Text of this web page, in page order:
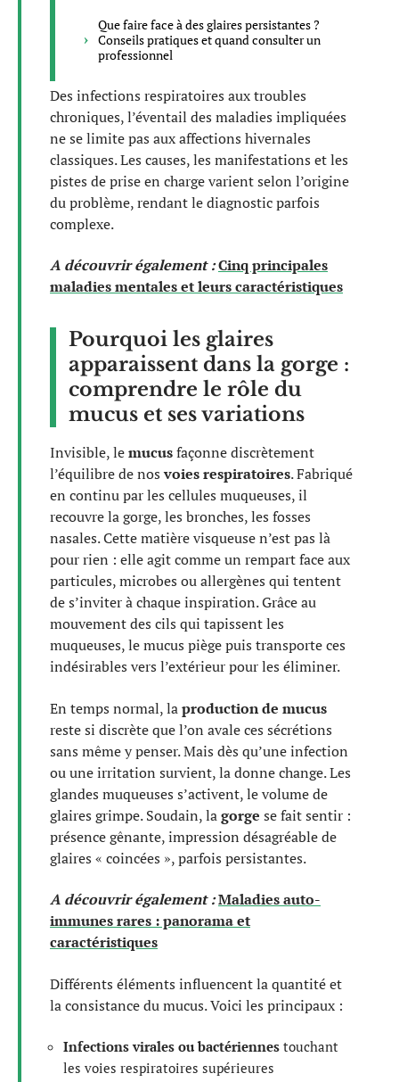
Que faire face à des glaires persistantes ?
Conseils pratiques et quand consulter un
professionnel
Des infections respiratoires aux troubles
chroniques, l’éventail des maladies impliquées
ne se limite pas aux affections hivernales
classiques. Les causes, les manifestations et les
pistes de prise en charge varient selon l’origine
du problème, rendant le diagnostic parfois
complexe.
A découvrir également :Cinq principales
maladies mentales et leurs caractéristiques
Pourquoi les glaires
apparaissent dans la gorge :
comprendre le rôle du
mucus et ses variations
Invisible, lemucusfaçonne discrètement
l’équilibre de nosvoies respiratoires. Fabriqué
en continu par les cellules muqueuses, il
recouvre la gorge, les bronches, les fosses
nasales. Cette matière visqueuse n’est pas là
pour rien : elle agit comme un rempart face aux
particules, microbes ou allergènes qui tentent
de s’inviter à chaque inspiration. Grâce au
mouvement des cils qui tapissent les
muqueuses, le mucus piège puis transporte ces
indésirables vers l’extérieur pour les éliminer.
En temps normal, laproduction de mucus
reste si discrète que l’on avale ces sécrétions
sans même y penser. Mais dès qu’une infection
ou une irritation survient, la donne change. Les
glandes muqueuses s’activent, le volume de
glaires grimpe. Soudain, lagorge se fait sentir :
présence gênante, impression désagréable de
glaires « coincées », parfois persistantes.
A découvrir également :Maladies auto-
immunes rares : panorama et
caractéristiques
Différents éléments influencent la quantité et
la consistance du mucus. Voici les principaux :
Infections virales ou bactériennes touchant
les voies respiratoires supérieures